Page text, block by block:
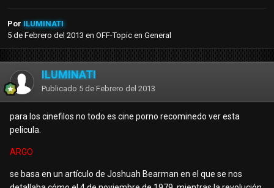
Por ILUMINATI
5 de Febrero del 2013 en OFF-Topic en General
ILUMINATI
Publicado 5 de Febrero del 2013
para los cinefilos no todo es cine porno recominedo ver esta
pelicula.
ARGO
se basa en un artículo de Joshuah Bearman en el que se nos